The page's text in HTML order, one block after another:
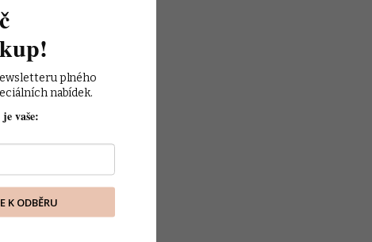
plného
nabídek.
vaše:
K ODBĚRU